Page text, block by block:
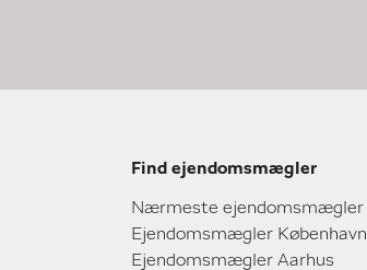
Find ejendomsmægler
Nærmeste ejendomsmægler
Ejendomsmægler København
Ejendomsmægler Aarhus